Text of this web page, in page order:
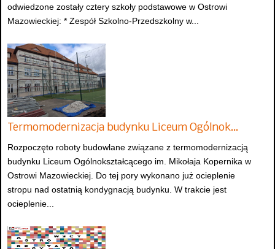
odwiedzone zostały cztery szkoły podstawowe w Ostrowi
Mazowieckiej: * Zespół Szkolno-Przedszkolny w...
Termomodernizacja budynku Liceum Ogólnok…
Rozpoczęto roboty budowlane związane z termomodernizacją
budynku Liceum Ogólnokształcącego im. Mikołaja Kopernika w
Ostrowi Mazowieckiej. Do tej pory wykonano już ocieplenie
stropu nad ostatnią kondygnacją budynku. W trakcie jest
ocieplenie...